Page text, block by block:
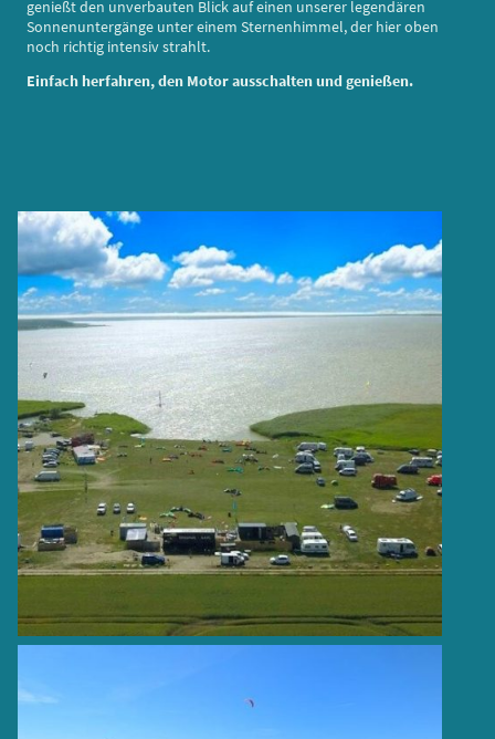
genießt den unverbauten Blick auf einen unserer legendären
Sonnenuntergänge unter einem Sternenhimmel, der hier oben
noch richtig intensiv strahlt.
Einfach herfahren, den Motor ausschalten und genießen.